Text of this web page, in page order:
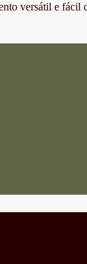
versátil e